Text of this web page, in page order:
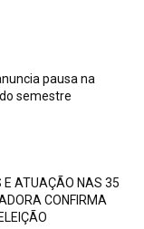
pausa na
semestre
E ATUAÇÃO NAS 35
CONFIRMA